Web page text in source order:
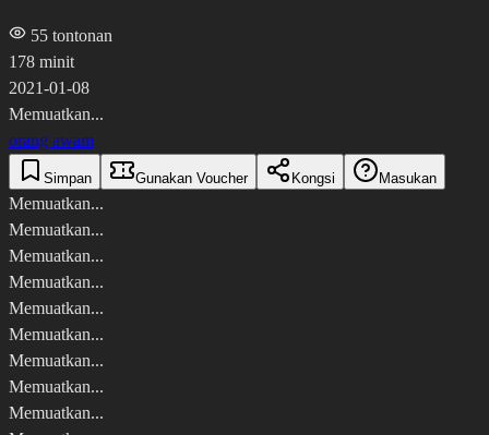
55 tontonan
178 minit
2021-01-08
Memuatkan...
orang awam
Simpan Gunakan Voucher Kongsi Masukan
Memuatkan...
Memuatkan...
Memuatkan...
Memuatkan...
Memuatkan...
Memuatkan...
Memuatkan...
Memuatkan...
Memuatkan...